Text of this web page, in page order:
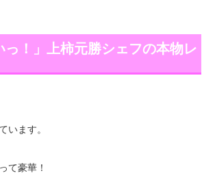
っ！」上柿元勝シェフの本物レ
います。
て豪華！